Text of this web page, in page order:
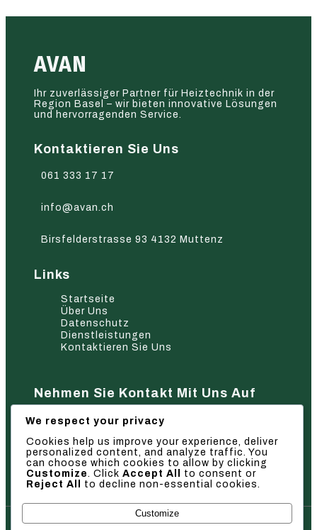
AVAN
Ihr zuverlässiger Partner für Heiztechnik in der
Region Basel – wir bieten innovative Lösungen
und hervorragenden Service.
Kontaktieren Sie Uns
061 333 17 17
info@avan.ch
Birsfelderstrasse 93 4132 Muttenz
Links
Startseite
Über Uns
Datenschutz
Dienstleistungen
Kontaktieren Sie Uns
Nehmen Sie Kontakt Mit Uns Auf
Absenden
We respect your privacy
Cookies help us improve your experience, deliver
personalized content, and analyze traffic. You
can choose which cookies to allow by clicking
Customize . Click Accept All
to consent or
Reject All
to decline non-essential cookies.
Customize